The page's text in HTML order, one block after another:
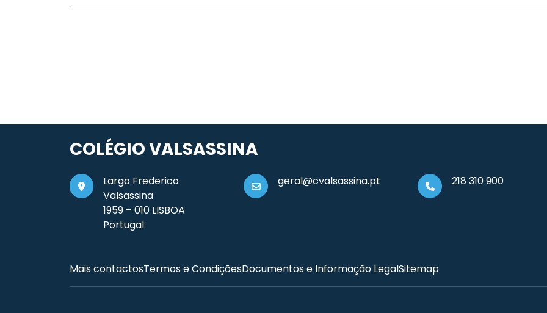
COLÉGIO VALSASSINA
Largo Frederico
Valsassina
1959 – 010 LISBOA
Portugal
geral@cvalsassina.pt 218 310 900
Mais contactosTermos e CondiçõesDocumentos e Informação LegalSitemap